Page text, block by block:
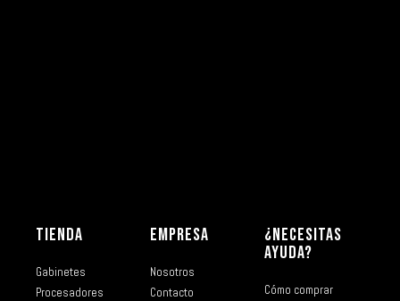
TIENDA
Gabinetes
Procesadores
EMPRESA
Nosotros
Contacto
¿NECESITAS
AYUDA?
Cómo comprar